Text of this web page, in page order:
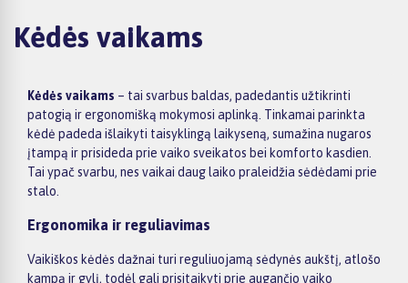
Kėdės vaikams
Kėdės vaikams – tai svarbus baldas, padedantis užtikrinti
patogią ir ergonomišką mokymosi aplinką. Tinkamai parinkta
kėdė padeda išlaikyti taisyklingą laikyseną, sumažina nugaros
įtampą ir prisideda prie vaiko sveikatos bei komforto kasdien.
Tai ypač svarbu, nes vaikai daug laiko praleidžia sėdėdami prie
stalo.
Ergonomika ir reguliavimas
Vaikiškos kėdės dažnai turi reguliuojamą sėdynės aukštį, atlošo
kampą ir gylį, todėl gali prisitaikyti prie augančio vaiko